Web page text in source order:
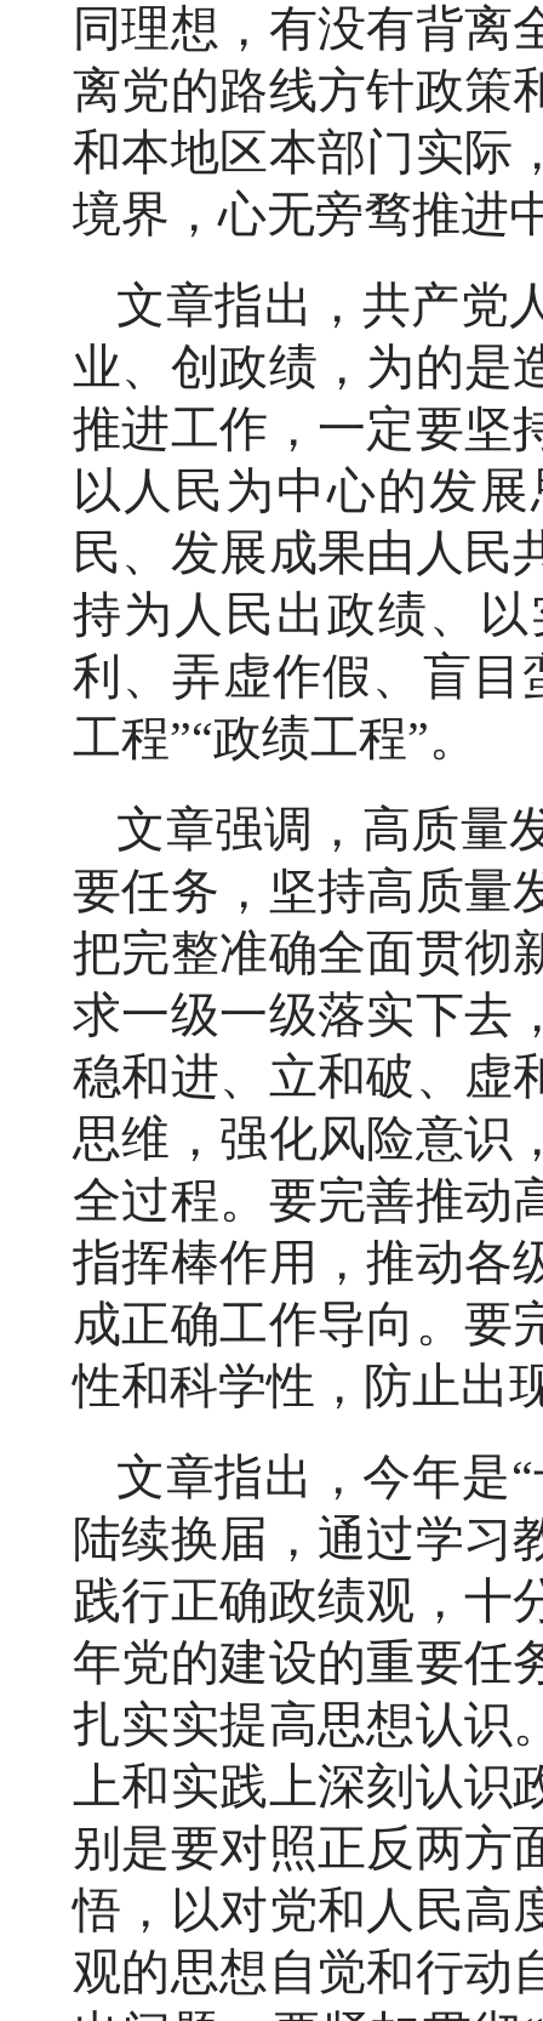
同理想，有没有背离
离党的路线方针政策
和本地区本部门实际
境界，心无旁骛推进
文章指出，共产党
业、创政绩，为的是
推进工作，一定要坚
以人民为中心的发
民、发展成果由人民
持为人民出政绩、
利、弄虚作假、盲目
工程”“政绩工程”。
文章强调，高质量
要任务，坚持高质量
把完整准确全面贯彻
求一级一级落实下去
稳和进、立和破、虚
思维，强化风险意识
全过程。要完善推动
指挥棒作用，推动各
成正确工作导向。要
性和科学性，防止出
文章指出，今年是
陆续换届，通过学习
践行正确政绩观，十
年党的建设的重要任
扎实实提高思想认识
上和实践上深刻认识
别是要对照正反两方
悟，以对党和人民高
观的思想自觉和行动